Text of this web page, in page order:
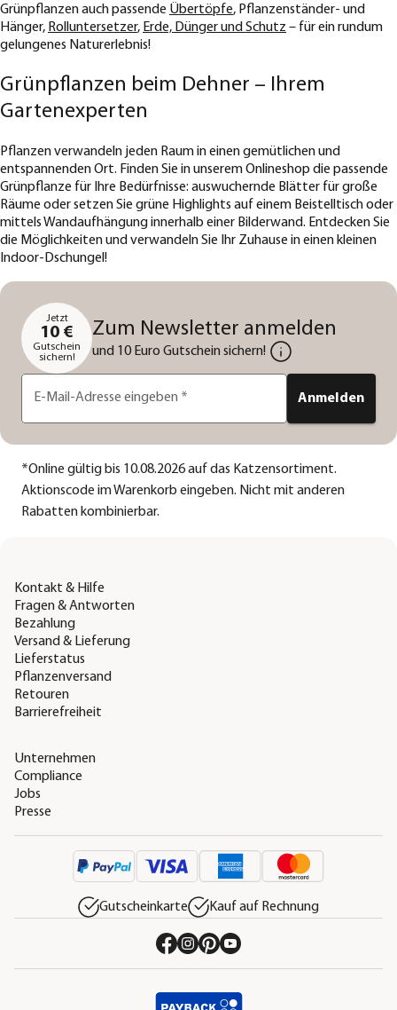
Grünpflanzen auch passende Übertöpfe, Pflanzenständer- und
Hänger, Rolluntersetzer, Erde, Dünger und Schutz – für ein rundum
gelungenes Naturerlebnis!
Grünpflanzen beim Dehner – Ihrem
Gartenexperten
Pflanzen verwandeln jeden Raum in einen gemütlichen und
entspannenden Ort. Finden Sie in unserem Onlineshop die passende
Grünpflanze für Ihre Bedürfnisse: auswuchernde Blätter für große
Räume oder setzen Sie grüne Highlights auf einem Beistelltisch oder
mittels Wandaufhängung innerhalb einer Bilderwand. Entdecken Sie
die Möglichkeiten und verwandeln Sie Ihr Zuhause in einen kleinen
Indoor-Dschungel!
Jetzt
10 €
Gutschein
sichern!
Zum Newsletter anmelden
und 10 Euro Gutschein sichern!
E-Mail-Adresse eingeben * Anmelden
*Online gültig bis 10.08.2026 auf das Katzensortiment.
Aktionscode im Warenkorb eingeben. Nicht mit anderen
Rabatten kombinierbar.
Kontakt & Hilfe
Fragen & Antworten
Bezahlung
Versand & Lieferung
Lieferstatus
Pflanzenversand
Retouren
Barrierefreiheit
Unternehmen
Compliance
Jobs
Presse
Gutscheinkarte Kauf auf Rechnung